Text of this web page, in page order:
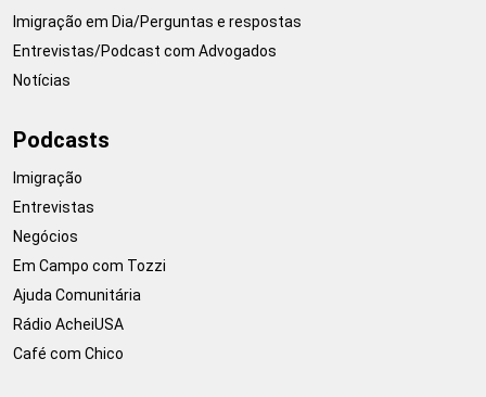
Imigração em Dia/Perguntas e respostas
Entrevistas/Podcast com Advogados
Notícias
Podcasts
Imigração
Entrevistas
Negócios
Em Campo com Tozzi
Ajuda Comunitária
Rádio AcheiUSA
Café com Chico